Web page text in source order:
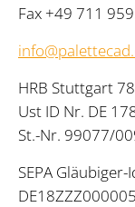
Fax +49 711
HRB Stutt­gart
Ust ID Nr. DE
St.-Nr. 99077/​
SEPA